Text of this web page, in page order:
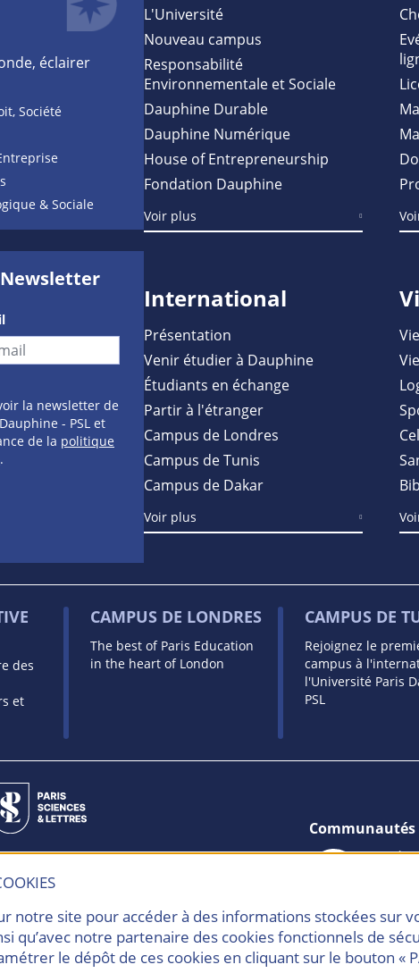
notre site pour accéder à des informations stockées
qu’avec notre partenaire des cookies fonctionnels de
le dépôt de ces cookies en cliquant sur le bouton «
éclairer
Société
& Sociale
la newsletter de
- PSL et
de la politique
.
L'Université
Nouveau campus
Responsabilité
Environnementale et Sociale
Dauphine Durable
Dauphine Numérique
House of Entrepreneurship
Fondation Dauphine
Voir plus
International
Présentation
Venir étudier à Dauphine
Étudiants en échange
Partir à l'étranger
Campus de Londres
Campus de Tunis
Campus de Dakar
Voir plus
des
et
CAMPUS DE LONDRES
The best of Paris Education
in the heart of London
CAMPUS DE
Rejoignez le
campus à
l'Université Paris
PSL
de Tassigny
Communautés